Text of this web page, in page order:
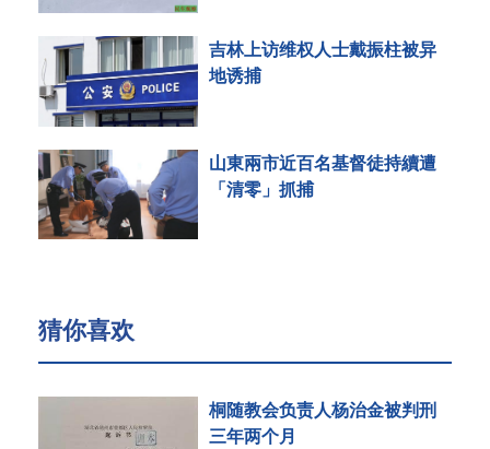
吉林上访维权人士戴振柱被异
地诱捕
山東兩市近百名基督徒持續遭
「清零」抓捕
猜你喜欢
桐随教会负责人杨治金被判刑
三年两个月